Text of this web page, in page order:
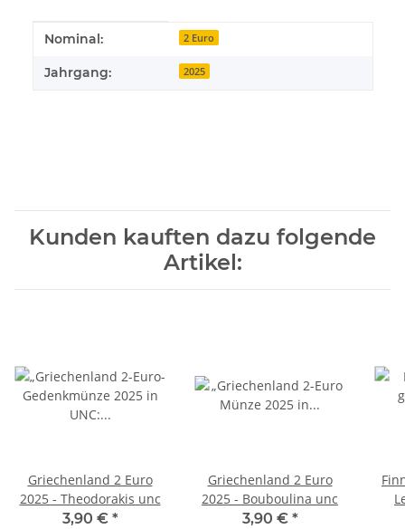
Produkteigenschaft
Wert
Nominal: 2 Euro
Jahrgang: 2025
Kunden kauften dazu folgende
Artikel:
Griechenland 2 Euro
2025 - Theodorakis unc
3,90 € *
Griechenland 2 Euro
2025 - Bouboulina unc
3,90 € *